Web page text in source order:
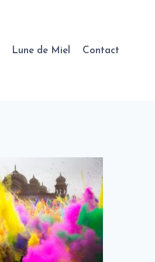
Lune de Miel Contact